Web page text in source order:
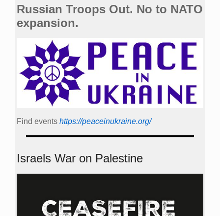
Russian Troops Out. No to NATO
expansion.
Find events https://peace­in­ukraine.org/
Israels War on Palestine